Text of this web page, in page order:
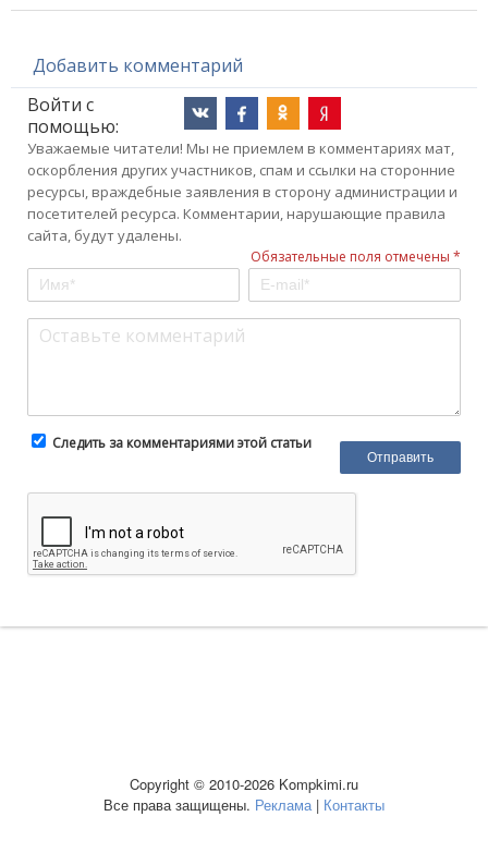
Добавить комментарий
Войти с
помощью:
Уважаемые читатели! Мы не приемлем в комментариях мат,
оскорбления других участников, спам и ссылки на сторонние
ресурсы, враждебные заявления в сторону администрации и
посетителей ресурса. Комментарии, нарушающие правила
сайта, будут удалены.
Обязательные поля отмечены *
Следить за комментариями этой статьи
Copyright © 2010-2026 Kompkimi.ru
Все права защищены. Реклама| Контакты